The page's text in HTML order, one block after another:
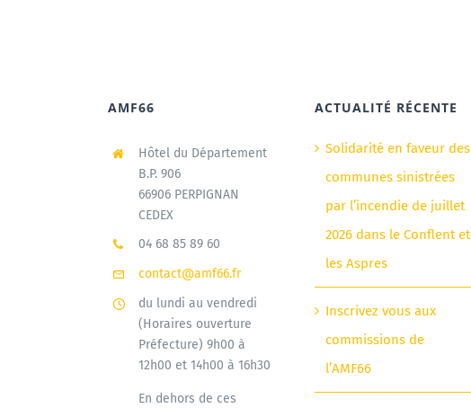
AMF66
Hôtel du Département
B.P. 906
66906 PERPIGNAN
CEDEX
04 68 85 89 60
contact@amf66.fr
du lundi au vendredi
(Horaires ouverture
Préfecture) 9h00 à
12h00 et 14h00 à 16h30
En dehors de ces
ACTUALITÉ RÉCENTE
Solidarité en faveur des
communes sinistrées
par l’incendie de juillet
2026 dans le Conflent et
les Aspres
Inscrivez vous aux
commissions de
l’AMF66